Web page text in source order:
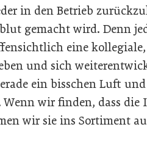
in den Betrieb
gemacht wird. Denn
eine
und sich
ein bisschen Luft
wir finden, dass
wir sie ins Sortiment